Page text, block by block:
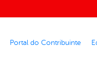
Portal do Contribuinte